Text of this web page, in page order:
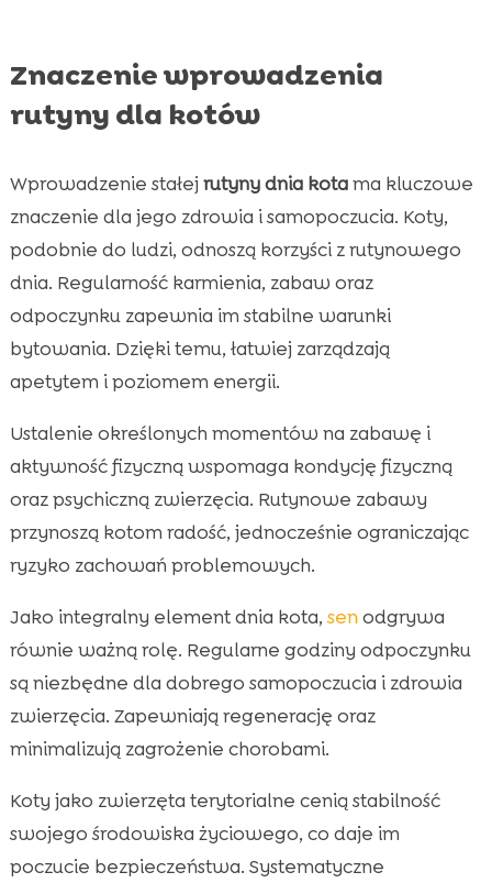
Znaczenie wprowadzenia
rutyny dla kotów
Wprowadzenie stałej rutyny dnia kotama kluczowe
znaczenie dla jego zdrowia i samopoczucia. Koty,
podobnie do ludzi, odnoszą korzyści z rutynowego
dnia. Regularność karmienia, zabaw oraz
odpoczynku zapewnia im stabilne warunki
bytowania. Dzięki temu, łatwiej zarządzają
apetytem i poziomem energii.
Ustalenie określonych momentów na zabawę i
aktywność fizyczną wspomaga kondycję fizyczną
oraz psychiczną zwierzęcia. Rutynowe zabawy
przynoszą kotom radość, jednocześnie ograniczając
ryzyko zachowań problemowych.
Jako integralny element dnia kota, sen odgrywa
równie ważną rolę. Regularne godziny odpoczynku
są niezbędne dla dobrego samopoczucia i zdrowia
zwierzęcia. Zapewniają regenerację oraz
minimalizują zagrożenie chorobami.
Koty jako zwierzęta terytorialne cenią stabilność
swojego środowiska życiowego, co daje im
poczucie bezpieczeństwa. Systematyczne